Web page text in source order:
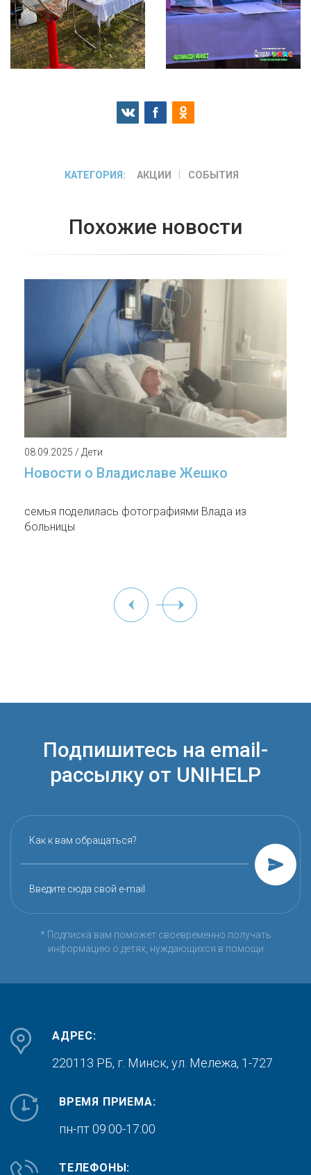
КАТЕГОРИЯ: АКЦИИ СОБЫТИЯ
Похожие новости
08.09.2025 / Дети
Новости о Владиславе Жешко
семья поделилась фотографиями Влада из
больницы
Подпишитесь на email-
рассылку от UNIHELP
Как к вам обращаться?
Введите сюда свой e-mail
* Подписка вам поможет своевременно получать
информацию о детях, нуждающихся в помощи
АДРЕС:
220113 РБ, г. Минск, ул. Мележа, 1-727
ВРЕМЯ ПРИЕМА:
пн-пт 09:00-17:00
ТЕЛЕФОНЫ: